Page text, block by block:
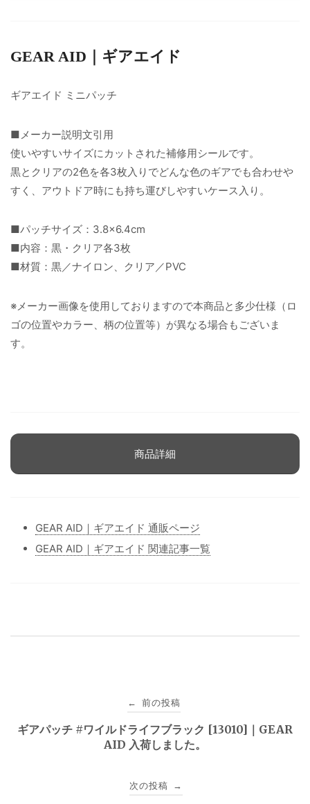
GEAR AID｜ギアエイド
ギアエイド ミニパッチ
■メーカー説明文引用
使いやすいサイズにカットされた補修用シールです。
黒とクリアの2色を各3枚入りでどんな色のギアでも合わせや
すく、アウトドア時にも持ち運びしやすいケース入り。
■パッチサイズ：3.8×6.4cm
■内容：黒・クリア各3枚
■材質：黒／ナイロン、クリア／PVC
※メーカー画像を使用しておりますので本商品と多少仕様（ロ
ゴの位置やカラー、柄の位置等）が異なる場合もございま
す。
商品詳細
GEAR AID｜ギアエイド 通販ページ
GEAR AID｜ギアエイド 関連記事一覧
稿
← 前の投稿
ギアパッチ #ワイルドライフブラック [13010]｜GEAR
AID 入荷しました。
次の投稿 →